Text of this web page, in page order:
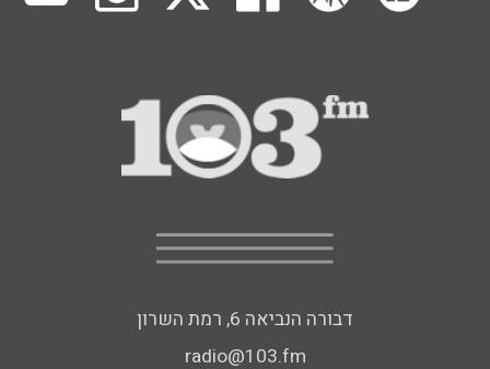
דבורה הנביאה 6, רמת השרון
radio@103.fm